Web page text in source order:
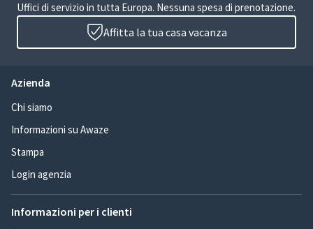
Uffici di servizio in tutta Europa. Nessuna spesa di prenotazione.
Affitta la tua casa vacanza
Azienda
Chi siamo
Informazioni su Awaze
Stampa
Login agenzia
Informazioni per i clienti